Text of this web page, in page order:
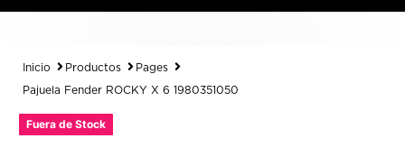
Inicio Productos Pages
Pajuela Fender ROCKY X 6 1980351050
Fuera de Stock